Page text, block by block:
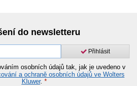
do newsletteru
Přihlásit
osobních údajů tak, jak je uvedeno v
a ochraně osobních údajů ve Wolters
Kluwer. *